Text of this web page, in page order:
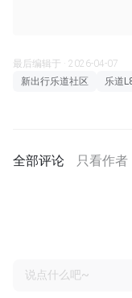
最后编辑于 · 2026-04-07
新出行乐道社区
乐道
全部评论 只看作者
说点什么吧~